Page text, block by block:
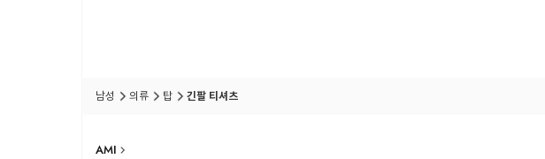
남성 의류 탑 긴팔 티셔츠
AMI